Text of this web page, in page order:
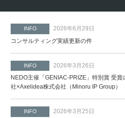
INFO
2026年6月29日
コンサルティング実績更新の件
INFO
2026年3月26日
NEDO主催「GENIAC-PRIZE」特別賞 受
社×Axelidea株式会社（Minoru IP Group）
INFO
2026年3月25日